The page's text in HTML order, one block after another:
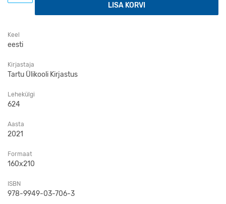
LISA KORVI
Keel
eesti
Kirjastaja
Tartu Ülikooli Kirjastus
Lehekülgi
624
Aasta
2021
Formaat
160x210
ISBN
978-9949-03-706-3